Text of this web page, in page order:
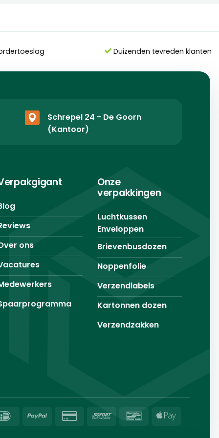
Duizenden tevreden klanten
Schrepel 24 - De Goorn
(Kantoor)
ons
Onze
verpakkingen
Luchtkussen
Enveloppen
Brievenbusdozen
Noppenfolie
Verzendlabels
Kartonnen dozen
Verzendzakken
IDeal PayPal
Credit
Sofort Bancontact